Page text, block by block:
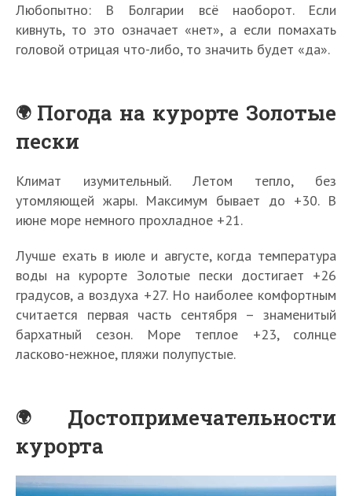
Любопытно: В Болгарии всё наоборот. Если
кивнуть, то это означает «нет», а если помахать
головой отрицая что-либо, то значить будет «да».
Погода на курорте Золотые
пески
Климат изумительный. Летом тепло, без
утомляющей жары. Максимум бывает до +30. В
июне море немного прохладное +21.
Лучше ехать в июле и августе, когда температура
воды на курорте Золотые пески достигает +26
градусов, а воздуха +27. Но наиболее комфортным
считается первая часть сентября – знаменитый
бархатный сезон. Море теплое +23, солнце
ласково-нежное, пляжи полупустые.
Достопримечательности
курорта